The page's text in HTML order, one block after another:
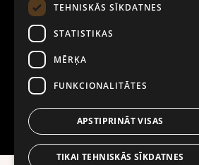
TEHNISKĀS SĪKDATNES
STATISTIKAS
MĒRĶA
FUNKCIONALITĀTES
APSTIPRINĀT VISAS
TIKAI TEHNISKĀS SĪKDATNES